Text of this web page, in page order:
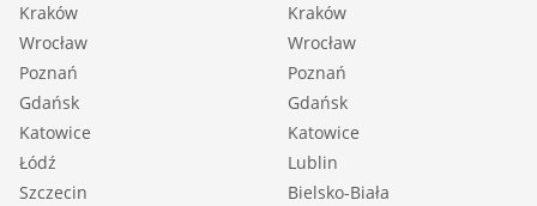
Kraków
Wrocław
Poznań
Gdańsk
Katowice
Łódź
Szczecin
Kraków
Wrocław
Poznań
Gdańsk
Katowice
Lublin
Bielsko-Biała